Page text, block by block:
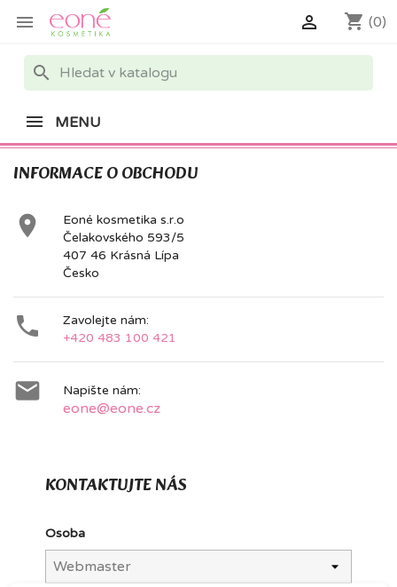
 shopping_cart (0)

search
MENU
INFORMACE O OBCHODU

Eoné kosmetika s.r.o
Čelakovského 593/5
407 46 Krásná Lípa
Česko

Zavolejte nám:
+420 483 100 421
 Napište nám:
eone@eone.cz
KONTAKTUJTE NÁS
Osoba